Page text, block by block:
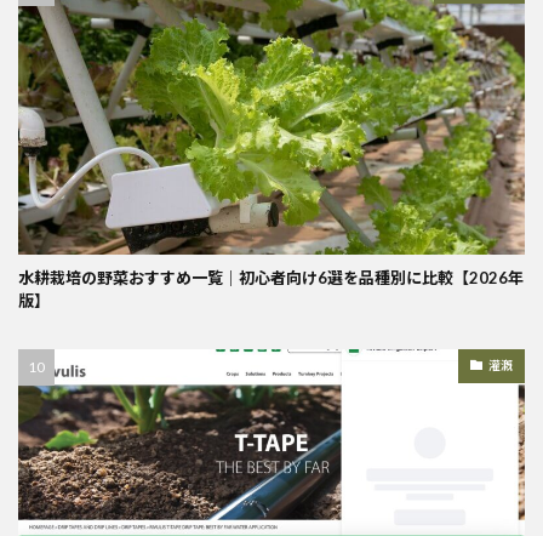
水耕栽培の野菜おすすめ一覧｜初心者向け6選を品種別に比較【2026年
版】
灌漑